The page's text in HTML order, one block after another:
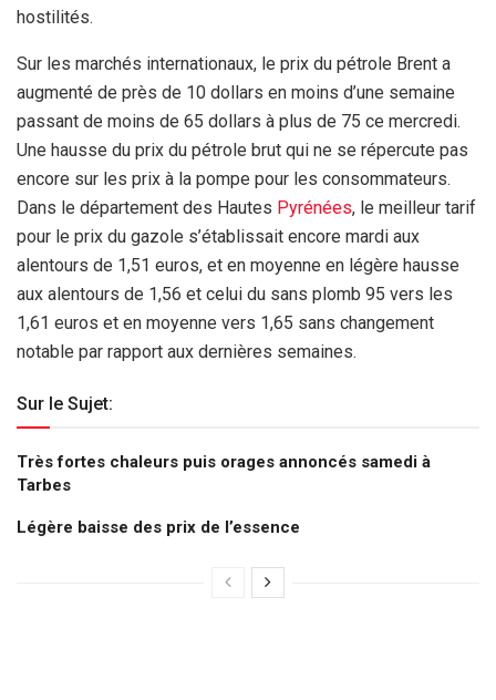
hostilités.
Sur les marchés internationaux, le prix du pétrole Brent a
augmenté de près de 10 dollars en moins d’une semaine
passant de moins de 65 dollars à plus de 75 ce mercredi.
Une hausse du prix du pétrole brut qui ne se répercute pas
encore sur les prix à la pompe pour les consommateurs.
Dans le département des Hautes Pyrénées, le meilleur tarif
pour le prix du gazole s’établissait encore mardi aux
alentours de 1,51 euros, et en moyenne en légère hausse
aux alentours de 1,56 et celui du sans plomb 95 vers les
1,61 euros et en moyenne vers 1,65 sans changement
notable par rapport aux dernières semaines.
Sur le Sujet:
Très fortes chaleurs puis orages annoncés samedi à
Tarbes
Légère baisse des prix de l’essence